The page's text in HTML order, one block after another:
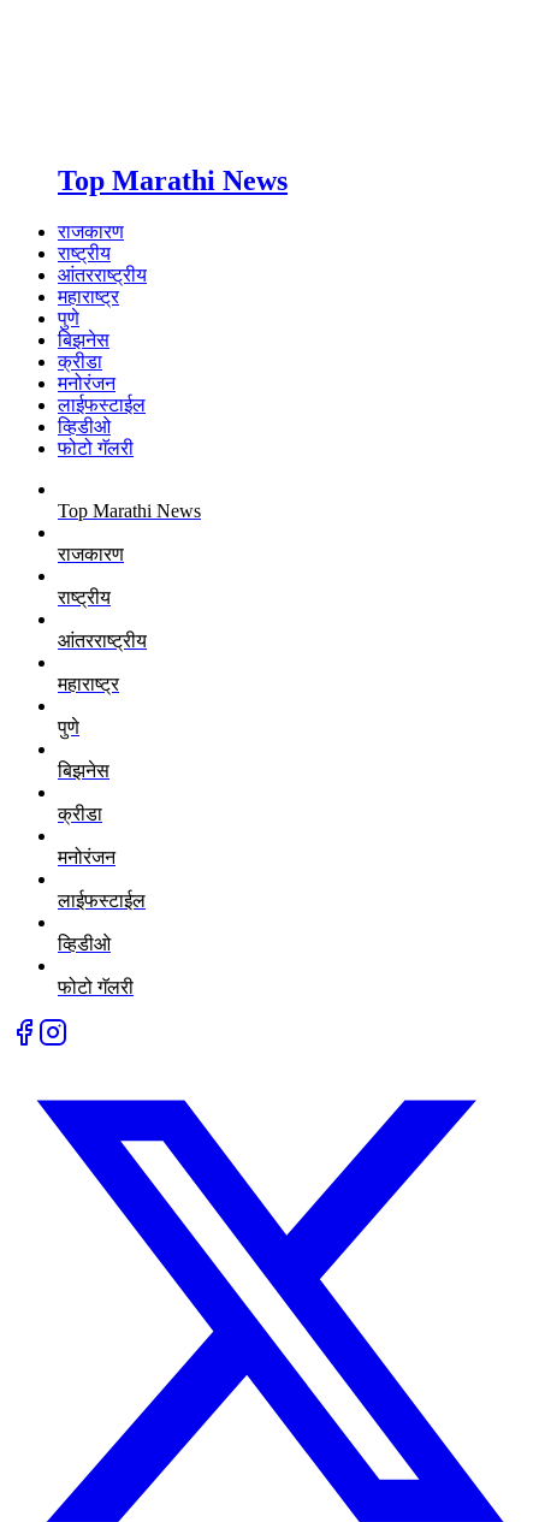
Top Marathi News
राजकारण
राष्ट्रीय
आंतरराष्ट्रीय
महाराष्ट्र
पुणे
बिझनेस
क्रीडा
मनोरंजन
लाईफस्टाईल
व्हिडीओ
फोटो गॅलरी
Top Marathi News
राजकारण
राष्ट्रीय
आंतरराष्ट्रीय
महाराष्ट्र
पुणे
बिझनेस
क्रीडा
मनोरंजन
लाईफस्टाईल
व्हिडीओ
फोटो गॅलरी